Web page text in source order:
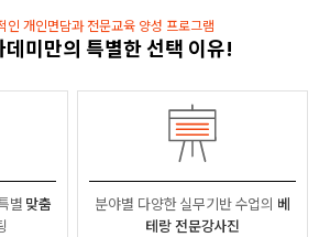
인 개인면담과 전문교육 양성 프로그램
미만의 특별한 선택 이유!
별 맞춤
분야별 다양한 실무기반 수업의 베
테랑 전문강사진